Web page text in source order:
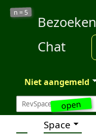
open
n = 5
Bezoeken
Chat
Niet aangemeld
Space